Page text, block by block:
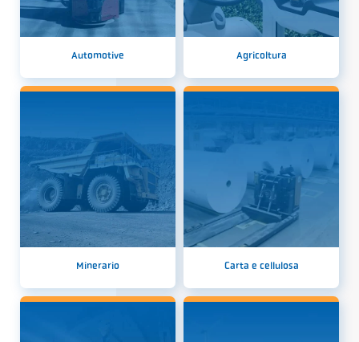
Automotive Agricoltura
Minerario Carta e cellulosa